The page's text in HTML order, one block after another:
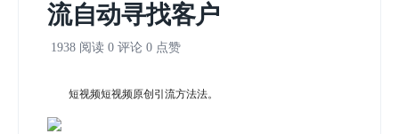
流自动寻找客户
1938 阅读 0 评论 0 点赞
短视频短视频原创引流方法法。